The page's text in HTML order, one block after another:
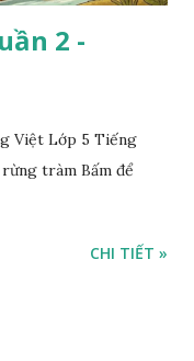
2 -
Việt Lớp 5 Tiếng
tràm Bấm để
CHI TIẾT »